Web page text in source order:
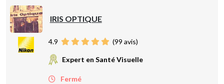
IRIS OPTIQUE
4.9 (99 avis)
Expert en Santé Visuelle
Fermé